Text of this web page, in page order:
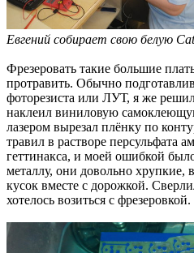
Евгений собирает свою белую
Фрезеровать такие большие
протравить. Обычно
фоторезиста или ЛУТ, я же
наклеил виниловую
лазером вырезал плёнку по
травил в растворе персульфата
геттинакса, и моей ошибкой
металлу, они довольно хрупкие,
кусок вместе с дорожкой.
хотелось возиться с фрезеровкой.